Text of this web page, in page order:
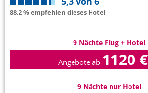
88.2 % empfehlen dieses Hotel
9 Nächte Flug + Hotel
Angebote ab 1120 €
9 Nächte nur Hotel